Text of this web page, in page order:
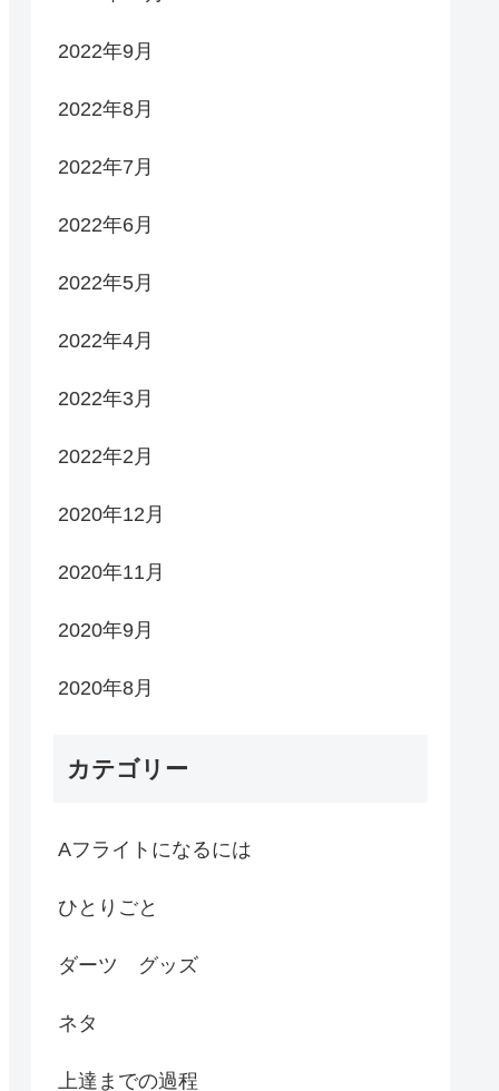
2022年9月
2022年8月
2022年7月
2022年6月
2022年5月
2022年4月
2022年3月
2022年2月
2020年12月
2020年11月
2020年9月
2020年8月
カテゴリー
Aフライトになるには
ひとりごと
ダーツ グッズ
ネタ
上達までの過程